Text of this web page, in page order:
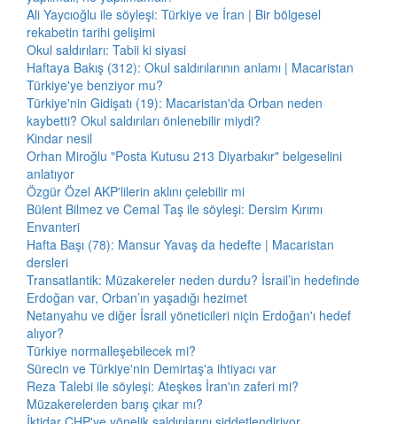
Ali Yaycıoğlu ile söyleşi: Türkiye ve İran | Bir bölgesel
rekabetin tarihi gelişimi
Okul saldırıları: Tabii ki siyasi
Haftaya Bakış (312): Okul saldırılarının anlamı | Macaristan
Türkiye'ye benziyor mu?
Türkiye'nin Gidişatı (19): Macaristan'da Orban neden
kaybetti? Okul saldırıları önlenebilir miydi?
Kindar nesil
Orhan Miroğlu "Posta Kutusu 213 Diyarbakır" belgeselini
anlatıyor
Özgür Özel AKP'lilerin aklını çelebilir mi
Bülent Bilmez ve Cemal Taş ile söyleşi: Dersim Kırımı
Envanteri
Hafta Başı (78): Mansur Yavaş da hedefte | Macaristan
dersleri
Transatlantik: Müzakereler neden durdu? İsrail’in hedefinde
Erdoğan var, Orban’ın yaşadığı hezimet
Netanyahu ve diğer İsrail yöneticileri niçin Erdoğan'ı hedef
alıyor?
Türkiye normalleşebilecek mi?
Sürecin ve Türkiye'nin Demirtaş'a ihtiyacı var
Reza Talebi ile söyleşi: Ateşkes İran'ın zaferi mi?
Müzakerelerden barış çıkar mı?